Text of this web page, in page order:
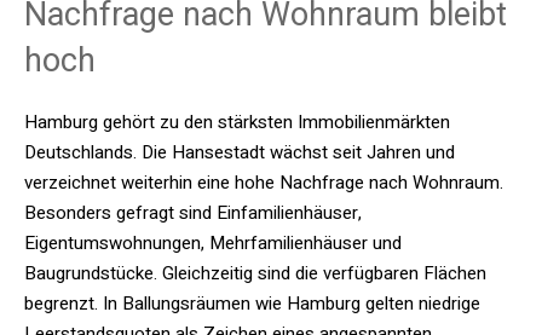
Nachfrage nach Wohnraum bleibt
hoch
Hamburg gehört zu den stärksten Immobilienmärkten
Deutschlands. Die Hansestadt wächst seit Jahren und
verzeichnet weiterhin eine hohe Nachfrage nach Wohnraum.
Besonders gefragt sind Einfamilienhäuser,
Eigentumswohnungen, Mehrfamilienhäuser und
Baugrundstücke. Gleichzeitig sind die verfügbaren Flächen
begrenzt. In Ballungsräumen wie Hamburg gelten niedrige